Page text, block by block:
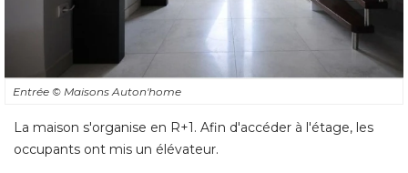
Entrée © Maisons Auton'home
La maison s'organise en R+1. Afin d'accéder à l'étage, les
occupants ont mis un élévateur.